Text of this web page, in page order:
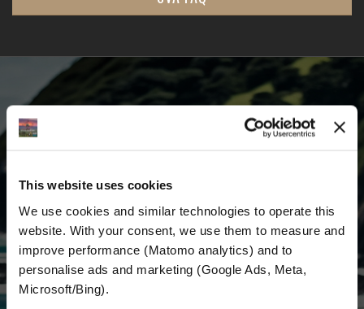
This website uses cookies
We use cookies and similar technologies to operate this
website. With your consent, we use them to measure and
improve performance (Matomo analytics) and to
personalise ads and marketing (Google Ads, Meta,
Microsoft/Bing).
VOZITE S NAMA I KRENITE ŽIVETI SVOJ
Prvi saznajte najnovije vijesti, najbolje ponude
i detaljne informacije o nama i svemu
vezanom uz motociklizam diljem svijeta.
E-mail